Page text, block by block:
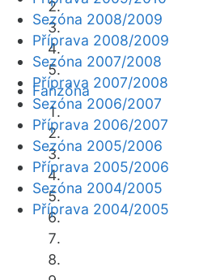
Fanzóna
Sezóna 2008/2009
Příprava 2008/2009
Sezóna 2007/2008
Příprava 2007/2008
Sezóna 2006/2007
Příprava 2006/2007
Sezóna 2005/2006
Příprava 2005/2006
Sezóna 2004/2005
Příprava 2004/2005